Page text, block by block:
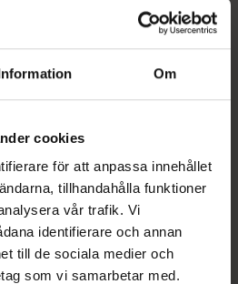
Om
cookies
för att anpassa innehållet
tillhandahålla funktioner
vår trafik. Vi
identifierare och annan
till de sociala medier och
som vi samarbetar med.